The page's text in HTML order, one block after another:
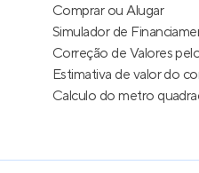
Comprar ou Alugar
Simulador de
Correção de Valores
Estimativa de valor do
Calculo do metro